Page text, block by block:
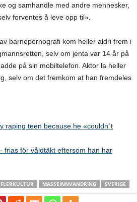
og samhandle med andre mennesker,
forventes å leve opp til».
barnepornografi kom heller aldri frem i
selv om jenta var 14 år på
på sin mobiltelefon. Aktor la heller
selv om det fremkom at han fremdeles
raping teen because he «couldn`t
frias för våldtäkt eftersom han har
FLERKULTUR MASSEINNVANDRING SVERIGE